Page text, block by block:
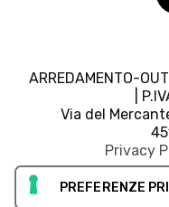
ARREDAMENTO-
|
Via del
Privacy